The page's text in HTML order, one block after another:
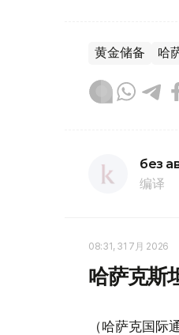
黄金储备 哈
без
编译
08:31, 31 7月 2026
哈萨克斯
（哈萨克国